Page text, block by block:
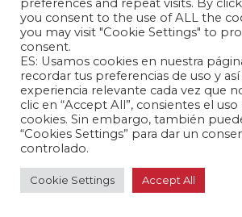
hermana con ciudad china
Honduras 🇭🇳
marzo 13, 2024 /
China habilita exportación a
plantas cárnicas brasileñas
Brasil 🇧🇷
preferences and repeat visits. By
you consent to the use of ALL the
you may visit "Cookie Settings" to
consent.
ES: Usamos cookies en nuestra
recordar tus preferencias de uso y
experiencia relevante cada vez que
clic en “Accept All”, consientes el uso
cookies. Sin embargo, también
“Cookies Settings” para dar un
controlado.
Cookie Settings Accept All